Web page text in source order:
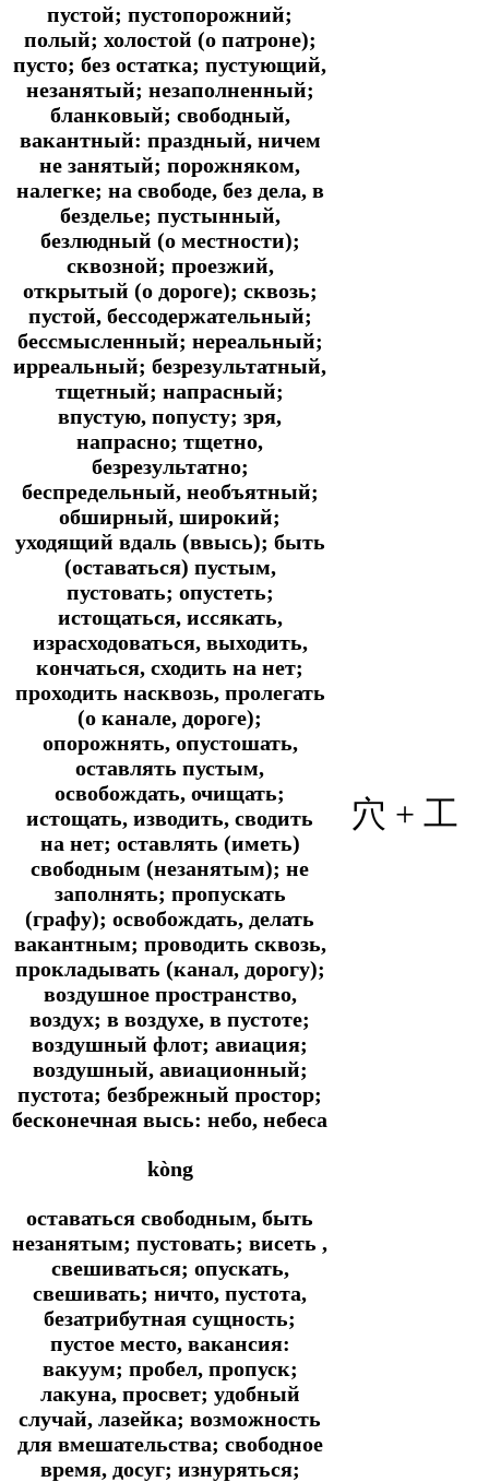
пустой; пустопорожний;
полый; холостой (о патроне);
пусто; без остатка; пустующий,
незанятый; незаполненный;
бланковый; свободный,
вакантный: праздный, ничем
не занятый; порожняком,
налегке; на свободе, без дела, в
безделье; пустынный,
безлюдный (о местности);
сквозной; проезжий,
открытый (о дороге); сквозь;
пустой, бессодержательный;
бессмысленный; нереальный;
ирреальный; безрезультатный,
тщетный; напрасный;
впустую, попусту; зря,
напрасно; тщетно,
безрезультатно;
беспредельный, необъятный;
обширный, широкий;
уходящий вдаль (ввысь); быть
(оставаться) пустым,
пустовать; опустеть;
истощаться, иссякать,
израсходоваться, выходить,
кончаться, сходить на нет;
проходить насквозь, пролегать
(о канале, дороге);
опорожнять, опустошать,
оставлять пустым,
освобождать, очищать;
истощать, изводить, сводить
на нет; оставлять (иметь)
свободным (незанятым); не
заполнять; пропускать
(графу); освобождать, делать
вакантным; проводить сквозь,
прокладывать (канал, дорогу);
воздушное пространство,
воздух; в воздухе, в пустоте;
воздушный флот; авиация;
воздушный, авиационный;
пустота; безбрежный простор;
бесконечная высь: небо, небеса
kòng
оставаться свободным, быть
незанятым; пустовать; висеть ,
свешиваться; опускать,
свешивать; ничто, пустота,
безатрибутная сущность;
пустое место, вакансия:
вакуум; пробел, пропуск;
лакуна, просвет; удобный
случай, лазейка; возможность
для вмешательства; свободное
время, досуг; изнуряться;
穴 + 工